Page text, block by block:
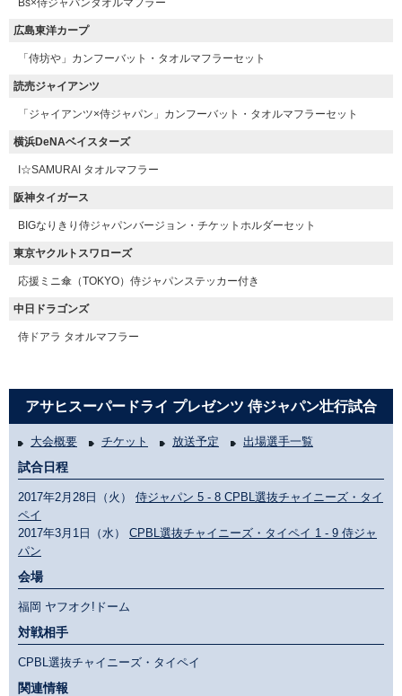
Bs×侍ジャパンタオルマフラー
広島東洋カープ
「侍坊や」カンフーバット・タオルマフラーセット
読売ジャイアンツ
「ジャイアンツ×侍ジャパン」カンフーバット・タオルマフラーセット
横浜DeNAベイスターズ
I☆SAMURAI タオルマフラー
阪神タイガース
BIGなりきり侍ジャパンバージョン・チケットホルダーセット
東京ヤクルトスワローズ
応援ミニ傘（TOKYO）侍ジャパンステッカー付き
中日ドラゴンズ
侍ドアラ タオルマフラー
アサヒスーパードライ プレゼンツ 侍ジャパン壮行試合
大会概要 チケット 放送予定 出場選手一覧
試合日程
2017年2月28日（火） 侍ジャパン 5 - 8 CPBL選抜チャイニーズ・タイ
ペイ
2017年3月1日（水） CPBL選抜チャイニーズ・タイペイ 1 - 9 侍ジャ
パン
会場
福岡 ヤフオク!ドーム
対戦相手
CPBL選抜チャイニーズ・タイペイ
関連情報